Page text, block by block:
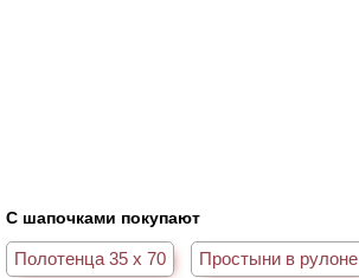
С шапочками покупают
Полотенца 35 х 70 Простыни в рулоне